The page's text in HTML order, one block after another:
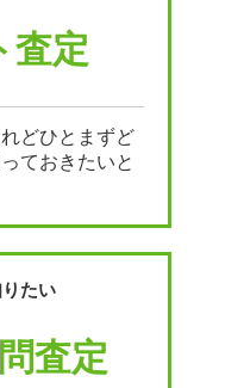
査定
どひとまずど
ておきたいと
たい
査定